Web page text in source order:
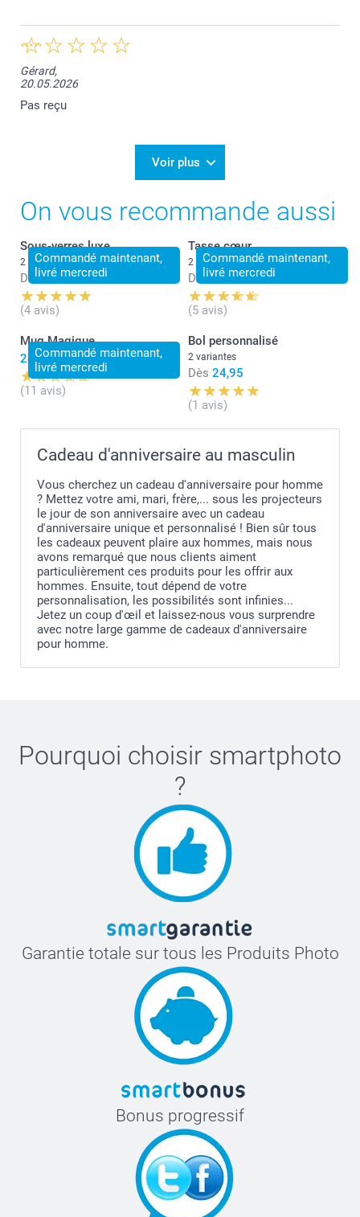
Gérard,
20.05.2026
Pas reçu
Voir plus
On vous recommande aussi
Commandé maintenant,
livré mercredi
Sous-verres luxe
2 variantes
Dès 31,95
(4 avis)
Commandé maintenant,
livré mercredi
Tasse cœur
2 variantes
Dès 16,95
(5 avis)
Commandé maintenant,
livré mercredi
Mug Magique
24,95
(11 avis)
Bol personnalisé
2 variantes
Dès 24,95
(1 avis)
Cadeau d'anniversaire au masculin
Vous cherchez un cadeau d'anniversaire pour homme
? Mettez votre ami, mari, frère,... sous les projecteurs
le jour de son anniversaire avec un cadeau
d'anniversaire unique et personnalisé ! Bien sûr tous
les cadeaux peuvent plaire aux hommes, mais nous
avons remarqué que nous clients aiment
particulièrement ces produits pour les offrir aux
hommes. Ensuite, tout dépend de votre
personnalisation, les possibilités sont infinies...
Jetez un coup d'œil et laissez-nous vous surprendre
avec notre large gamme de cadeaux d'anniversaire
pour homme.
Pourquoi choisir smartphoto
?
Garantie totale sur tous les Produits Photo
Bonus progressif